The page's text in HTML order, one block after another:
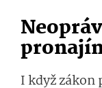
I když zákon